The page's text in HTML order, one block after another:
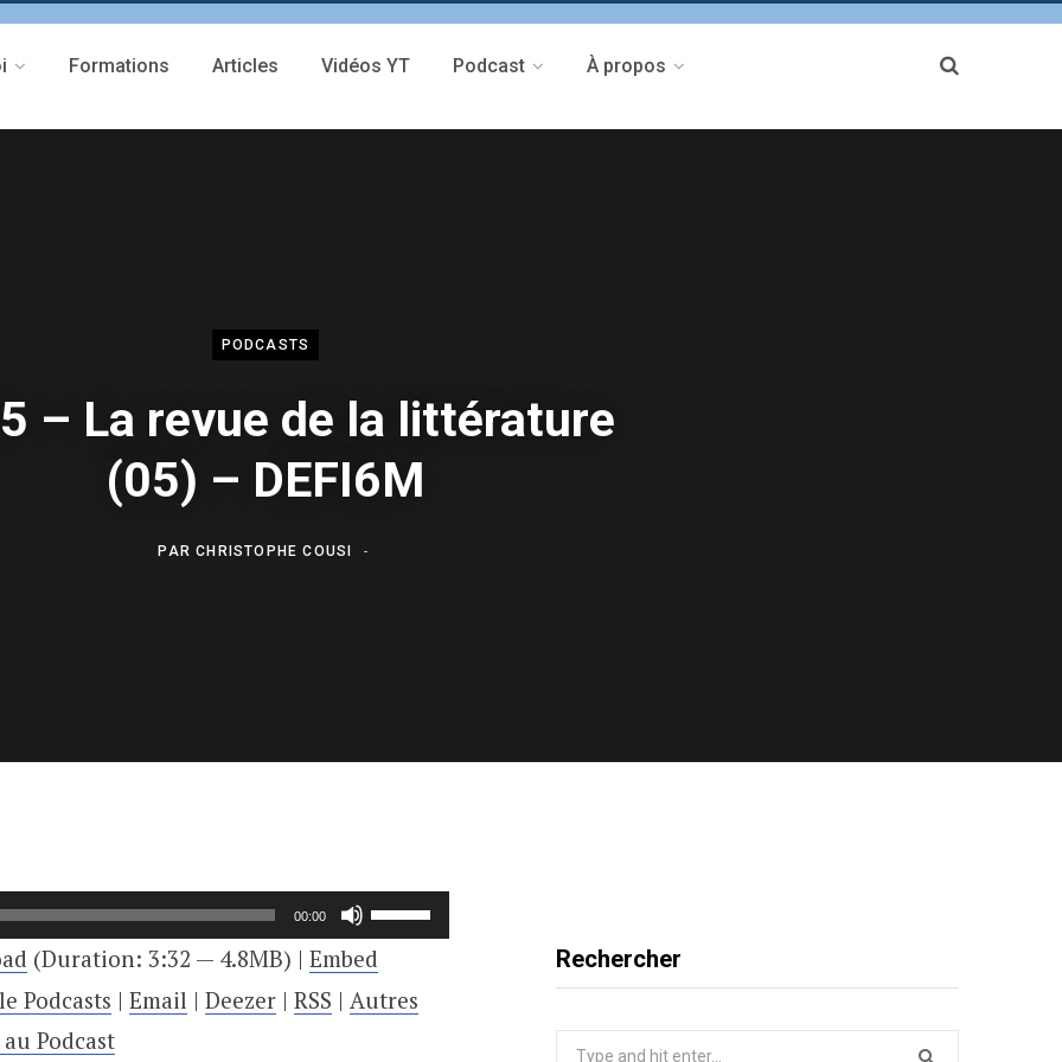
Formations Articles Vidéos YT Podcast À propos
PODCASTS
– La revue de la littérature
(05) – DEFI6M
PARCHRISTOPHE COUSI
00:00
Utilisez
les
flèches
(Duration: 3:32 — 4.8MB) | Embed
Podcasts | Email | Deezer| RSS | Autres
Podcast
Rechercher